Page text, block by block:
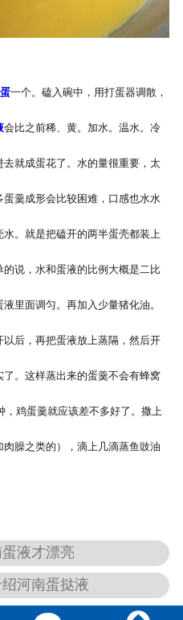
一个。磕入碗中，用打蛋器调散，
会比之前稀、黄。加水。温水。冷
就成蛋花了。水的量很重要，太
羹成形会比较困难，口感也水水
。就是把磕开的两半蛋壳都装上
说，水和蛋液的比例大概是二比
里面调匀。再加入少量猪化油。
后，再把蛋液放上蒸隔，然后开
。这样蒸出来的蛋羹不会有蜂窝
，鸡蛋羹就应该差不多好了。撒上
臊之类的），滴上几滴蒸鱼豉油
液才漂亮
河南蛋挞液